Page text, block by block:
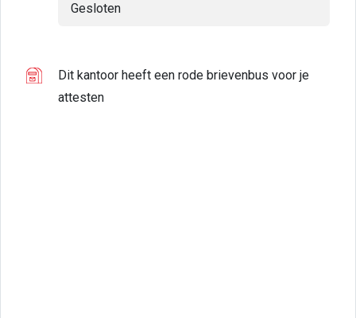
Gesloten
Dit kantoor heeft een rode brievenbus voor je
attesten